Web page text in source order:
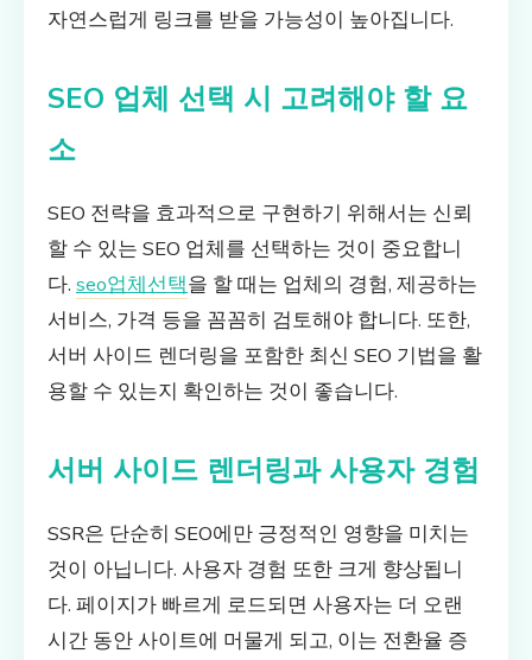
자연스럽게 링크를 받을 가능성이 높아집니다.
SEO 업체 선택 시 고려해야 할 요
소
SEO 전략을 효과적으로 구현하기 위해서는 신뢰
할 수 있는 SEO 업체를 선택하는 것이 중요합니
다. seo업체선택을 할 때는 업체의 경험, 제공하는
서비스, 가격 등을 꼼꼼히 검토해야 합니다. 또한,
서버 사이드 렌더링을 포함한 최신 SEO 기법을 활
용할 수 있는지 확인하는 것이 좋습니다.
서버 사이드 렌더링과 사용자 경험
SSR은 단순히 SEO에만 긍정적인 영향을 미치는
것이 아닙니다. 사용자 경험 또한 크게 향상됩니
다. 페이지가 빠르게 로드되면 사용자는 더 오랜
시간 동안 사이트에 머물게 되고, 이는 전환율 증